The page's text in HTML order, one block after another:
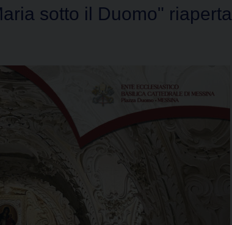
sotto il Duomo" riaperta